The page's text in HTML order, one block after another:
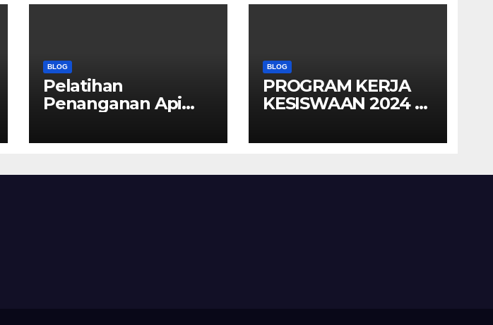
BLOG
Pelatihan
Penanganan Api
Kabupaten
BLOG
PROGRAM KERJA
KESISWAAN 2024 –